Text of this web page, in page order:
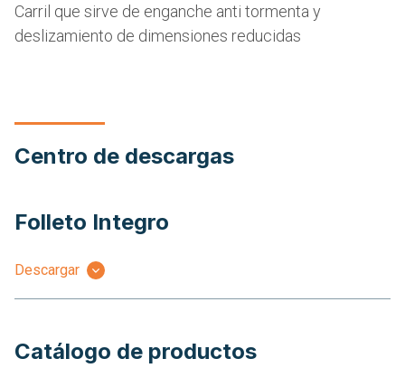
Carril que sirve de enganche anti tormenta y
deslizamiento de dimensiones reducidas
Centro de descargas
Folleto Integro
Descargar
Catálogo de productos